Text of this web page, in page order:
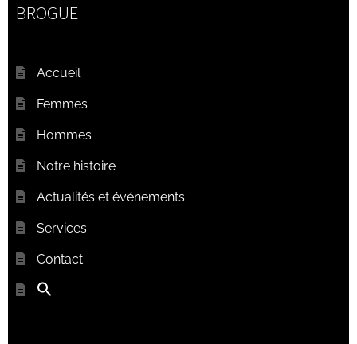
BROGUE
Accueil
Femmes
Hommes
Notre histoire
Actualités et événements
Services
Contact